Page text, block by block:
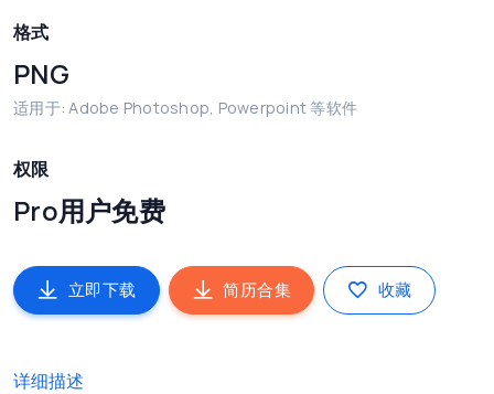
格式
PNG
适用于: Adobe Photoshop, Powerpoint 等软件
权限
Pro用户免费
立即下载 简历合集 收藏
详细描述